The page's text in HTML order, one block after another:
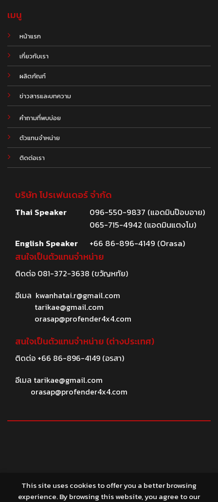
เมนู
หน้าแรก
เกี่ยวกับเรา
ผลิตภัณฑ์
ข่าวสารและบทความ
.
คำถามที่พบบ่อย
ตัวแทนจำหน่าย
ติดต่อเรา
บริษัท โปรเฟนเดอร์ จำกัด
Thai Speaker
096-550-9837 (แอดมินป๊อบอาย)
065-715-4942 (แอดมินแตงโม)
English Speaker
+66 86-896-4149 (Orasa)
สนใจเป็นตัวแทนจำหน่าย
ติดต่อ 081-372-3638 (ขวัญหทัย)
อีเมล kwanhatai.r@gmail.com
tarikae@gmail.com
orasap@profender4x4.com
สนใจเป็นตัวแทนจำหน่าย (ต่างประเทศ)
ติดต่อ +66 86-896-4149(อรสา)
อีเมล tarikae@gmail.com
orasap@profender4x4.com
This site uses cookies to offer you a better browsing
experience. By browsing this website, you agree to our